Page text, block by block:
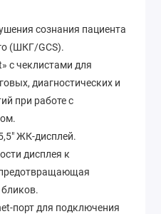
сознания пациента
(ШКГ/GCS).
с чеклистами для
диагностических и
при работе с
ЖК-дисплей.
дисплея к
порт для подключения